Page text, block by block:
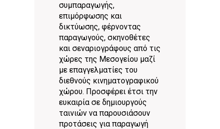
συμπαραγωγής,
επιμόρφωσης και
δικτύωσης, φέρνοντας
παραγωγούς, σκηνοθέτες
και σεναριογράφους από τις
χώρες της Μεσογείου μαζί
με επαγγελματίες του
διεθνούς κινηματογραφικού
χώρου. Προσφέρει έτσι την
ευκαιρία σε δημιουργούς
ταινιών να παρουσιάσουν
προτάσεις για παραγωγή